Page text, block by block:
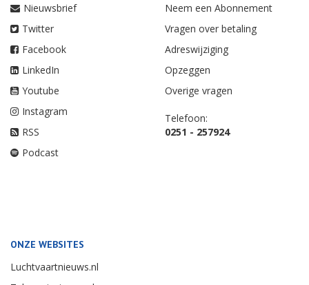
Nieuwsbrief
Twitter
Facebook
LinkedIn
Youtube
Instagram
RSS
Podcast
Neem een Abonnement
Vragen over betaling
Adreswijziging
Opzeggen
Overige vragen
Telefoon:
0251 - 257924
ONZE WEBSITES
Luchtvaartnieuws.nl